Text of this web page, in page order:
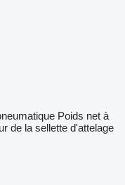
Poids net à
de la sellette d'attelage